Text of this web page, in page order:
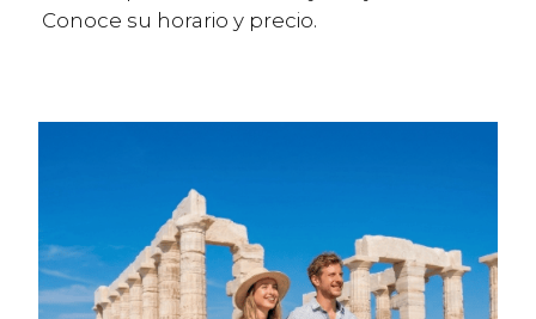
Conoce su horario y precio.